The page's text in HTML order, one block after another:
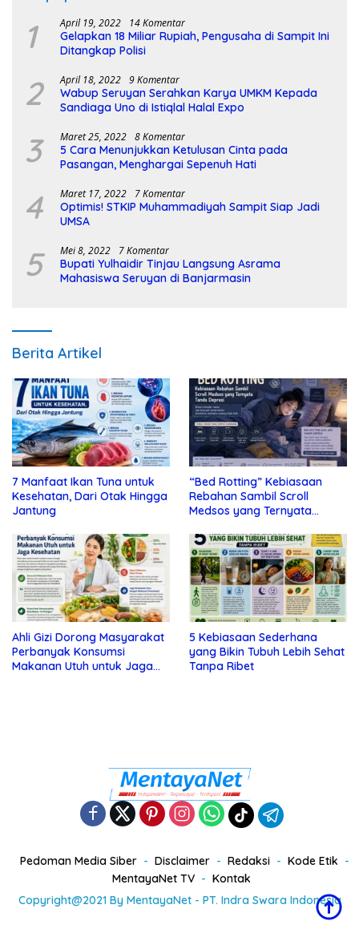
1 April 19, 2022 14 Komentar
Gelapkan 18 Miliar Rupiah, Pengusaha di Sampit Ini
Ditangkap Polisi
2 April 18, 2022 9 Komentar
Wabup Seruyan Serahkan Karya UMKM Kepada
Sandiaga Uno di Istiqlal Halal Expo
3 Maret 25, 2022 8 Komentar
5 Cara Menunjukkan Ketulusan Cinta pada
Pasangan, Menghargai Sepenuh Hati
4 Maret 17, 2022 7 Komentar
Optimis! STKIP Muhammadiyah Sampit Siap Jadi
UMSA
5 Mei 8, 2022 7 Komentar
Bupati Yulhaidir Tinjau Langsung Asrama
Mahasiswa Seruyan di Banjarmasin
Berita Artikel
7 Manfaat Ikan Tuna untuk
Kesehatan, Dari Otak Hingga
Jantung
“Bed Rotting” Kebiasaan
Rebahan Sambil Scroll
Medsos yang Ternyata
Ahli Gizi Dorong Masyarakat
Perbanyak Konsumsi
Makanan Utuh untuk Jaga
5 Kebiasaan Sederhana
yang Bikin Tubuh Lebih Sehat
Tanpa Ribet
Pedoman Media Siber Disclaimer Redaksi
Kode Etik
MentayaNet TV
Kontak
Copyright@2021 By MentayaNet - PT. Indra Swara Indonesia